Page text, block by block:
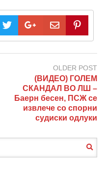
OLDER POST
(ВИДЕО) ГОЛЕМ
СКАНДАЛ ВО ЛШ –
Баерн бесен, ПСЖ се
извлече со спорни
судиски одлуки